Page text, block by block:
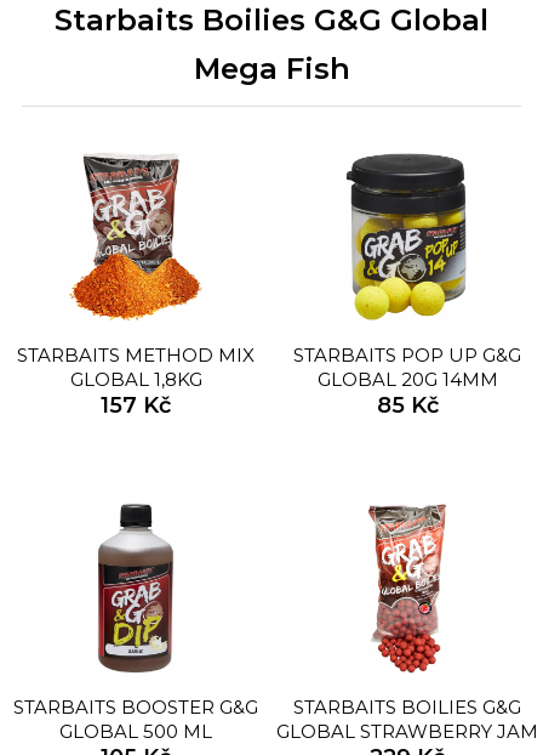
Starbaits Boilies G&G Global
Mega Fish
STARBAITS METHOD MIX
GLOBAL 1,8KG
157 Kč
STARBAITS POP UP G&G
GLOBAL 20G 14MM
85 Kč
STARBAITS BOOSTER G&G
GLOBAL 500 ML
STARBAITS BOILIES G&G
GLOBAL STRAWBERRY JAM